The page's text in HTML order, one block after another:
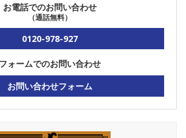
お電話でのお問い合わせ
（通話無料）
0120-978-927
フォームでのお問い合わせ
お問い合わせフォーム